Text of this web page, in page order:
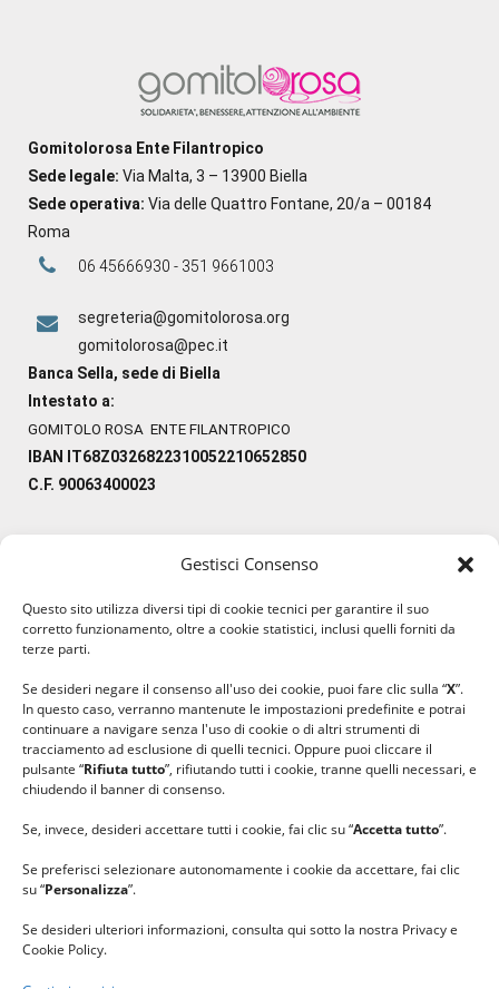
Gestisci Consenso
Questo sito utilizza diversi tipi di cookie tecnici per garantire il suo
corretto funzionamento, oltre a cookie statistici, inclusi quelli forniti da
terze parti.
Se desideri negare il consenso all'uso dei cookie, puoi fare clic sulla “X”.
In questo caso, verranno mantenute le impostazioni predefinite e potrai
continuare a navigare senza l'uso di cookie o di altri strumenti di
tracciamento ad esclusione di quelli tecnici. Oppure puoi cliccare il
pulsante “Rifiuta tutto”, rifiutando tutti i cookie, tranne quelli necessari, e
chiudendo il banner di consenso.
Se, invece, desideri accettare tutti i cookie, fai clic su “Accetta tutto”.
Se preferisci selezionare autonomamente i cookie da accettare, fai clic
su “Personalizza”.
Se desideri ulteriori informazioni, consulta qui sotto la nostra Privacy e
Cookie Policy.
Gomitolorosa Ente Filantropico
Sede legale: Via Malta, 3 – 13900 Biella
Sede operativa: Via delle Quattro Fontane, 20/a – 00184
Roma
06 45666930 - 351 9661003
segreteria@gomitolorosa.org
gomitolorosa@pec.it
Banca Sella, sede di Biella
Intestato a:
GOMITOLO ROSA ENTE FILANTROPICO
IBAN IT68Z0326822310052210652850
C.F. 90063400023
#lanaterapia
#ilcaloredellempatia